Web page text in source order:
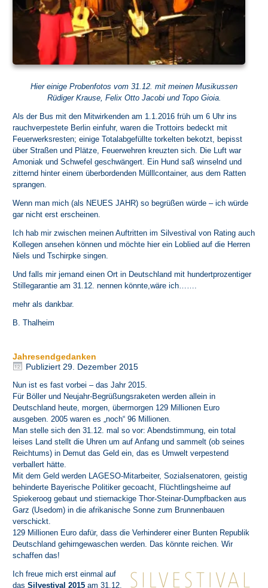
Hier einige Probenfotos vom 31.12. mit meinen Musikussen
Rüdiger Krause, Felix Otto Jacobi und Topo Gioia.
Als der Bus mit den Mitwirkenden am 1.1.2016 früh um 6 Uhr ins
rauchverpestete Berlin einfuhr, waren die Trottoirs bedeckt mit
Feuerwerksresten; einige Totalabgefüllte torkelten bekotzt, bepisst
über Straßen und Plätze, Feuerwehren kreuzten sich. Die Luft war
Amoniak und Schwefel geschwängert. Ein Hund saß winselnd und
zitternd hinter einem überbordenden Mülllcontainer, aus dem Ratten
sprangen.
Wenn man mich (als NEUES JAHR) so begrüßen würde – ich würde
gar nicht erst erscheinen.
Ich hab mir zwischen meinen Auftritten im Silvestival von Rating auch
Kollegen ansehen können und möchte hier ein Loblied auf die Herren
Niels undTschirpke singen.
Und falls mir jemand einen Ort in Deutschland mit hundertprozentiger
Stillegarantie am 31.12. nennen könnte,wäre ich…….
mehr als dankbar.
B. Thalheim
Jahresendgedanken
Publiziert 29. Dezember 2015
Nun ist es fast vorbei – das Jahr 2015.
Für Böller und Neujahr-Begrüßungsraketen werden allein in
Deutschland heute, morgen, übermorgen 129 Millionen Euro
ausgeben. 2005 waren es „noch“ 96 Millionen.
Man stelle sich den 31.12. mal so vor: Abendstimmung, ein total
leises Land stellt die Uhren um auf Anfang und sammelt (ob seines
Reichtums) in Demut das Geld ein, das es Umwelt verpestend
verballert hätte.
Mit dem Geld werden LAGESO-Mitarbeiter, Sozialsenatoren, geistig
behinderte Bayerische Politiker gecoacht, Flüchtlingsheime auf
Spiekeroog gebaut und stiernackige Thor-Steinar-Dumpfbacken aus
Garz (Usedom) in die afrikanische Sonne zum Brunnenbauen
verschickt.
129 Millionen Euro dafür, dass die Verhinderer einer Bunten Republik
Deutschland gehirngewaschen werden. Das könnte reichen. Wir
schaffen das!
Ich freue mich erst einmal auf
dasSilvestival 2015 am 31.12.